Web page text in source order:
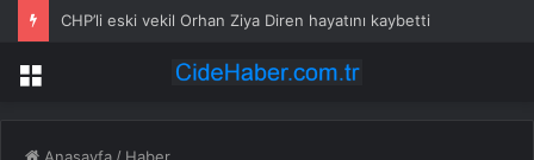
CHP’li eski vekil Orhan Ziya Diren hayatını kaybetti
Menü